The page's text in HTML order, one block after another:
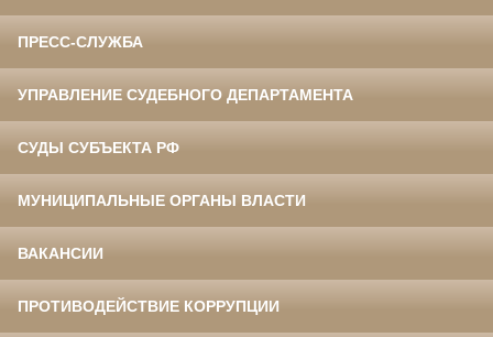
ПРЕСС-СЛУЖБА
УПРАВЛЕНИЕ СУДЕБНОГО ДЕПАРТАМЕНТА
СУДЫ СУБЪЕКТА РФ
МУНИЦИПАЛЬНЫЕ ОРГАНЫ ВЛАСТИ
ВАКАНСИИ
ПРОТИВОДЕЙСТВИЕ КОРРУПЦИИ